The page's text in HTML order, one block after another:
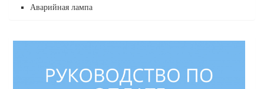
Аварийная лампа